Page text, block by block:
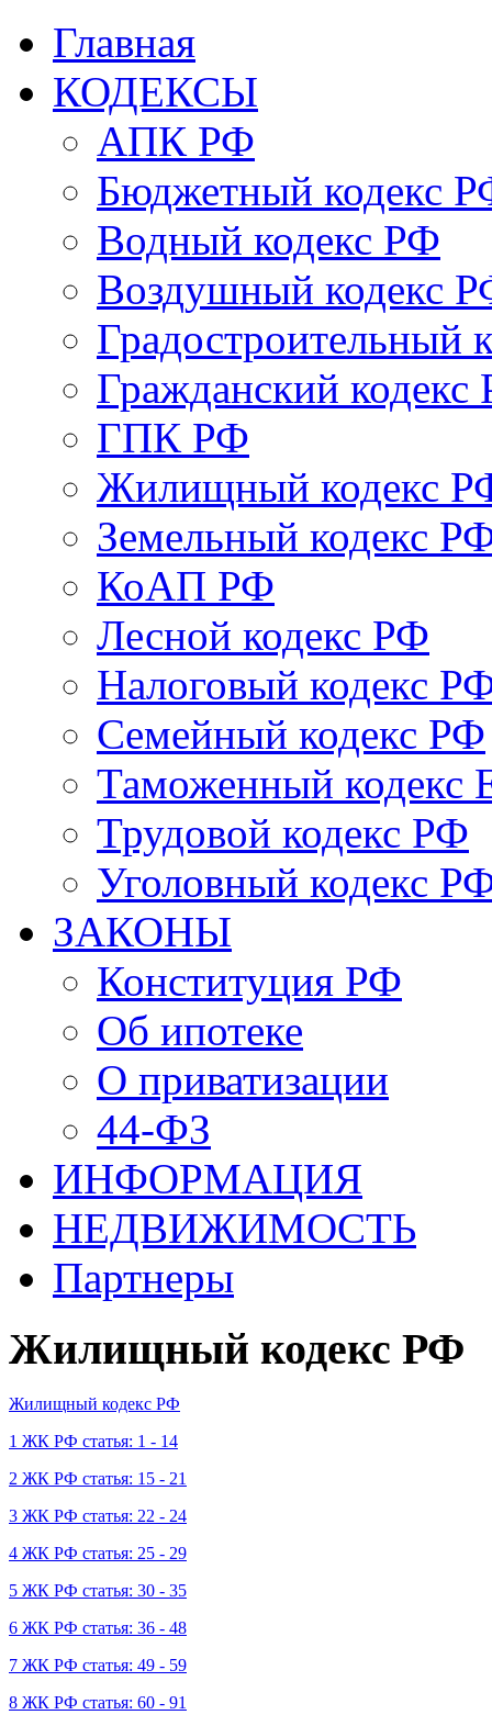
Главная
КОДЕКСЫ
АПК РФ
Бюджетный кодекс
Водный кодекс РФ
Воздушный кодекс
Градостроительный
Гражданский кодекс
ГПК РФ
Жилищный кодекс
Земельный кодекс
КоАП РФ
Лесной кодекс РФ
Налоговый кодекс
Семейный кодекс РФ
Таможенный
Трудовой кодекс РФ
Уголовный кодекс
ЗАКОНЫ
Конституция РФ
Об ипотеке
О приватизации
44-ФЗ
ИНФОРМАЦИЯ
НЕДВИЖИМОСТЬ
Партнеры
Жилищный кодекс РФ
Жилищный кодекс РФ
1 ЖК РФ статья: 1 - 14
2 ЖК РФ статья: 15 - 21
3 ЖК РФ статья: 22 - 24
4 ЖК РФ статья: 25 - 29
5 ЖК РФ статья: 30 - 35
6 ЖК РФ статья: 36 - 48
7 ЖК РФ статья: 49 - 59
8 ЖК РФ статья: 60 - 91